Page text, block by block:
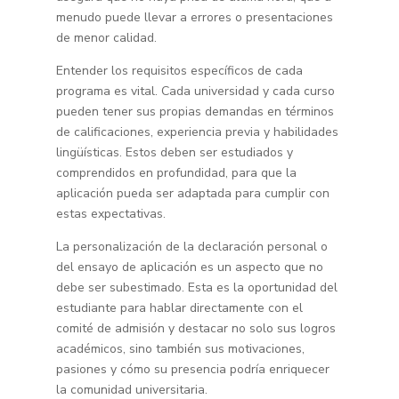
menudo puede llevar a errores o presentaciones
de menor calidad.
Entender los requisitos específicos de cada
programa es vital. Cada universidad y cada curso
pueden tener sus propias demandas en términos
de calificaciones, experiencia previa y habilidades
lingüísticas. Estos deben ser estudiados y
comprendidos en profundidad, para que la
aplicación pueda ser adaptada para cumplir con
estas expectativas.
La personalización de la declaración personal o
del ensayo de aplicación es un aspecto que no
debe ser subestimado. Esta es la oportunidad del
estudiante para hablar directamente con el
comité de admisión y destacar no solo sus logros
académicos, sino también sus motivaciones,
pasiones y cómo su presencia podría enriquecer
la comunidad universitaria.